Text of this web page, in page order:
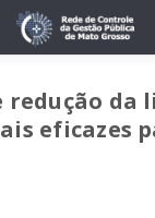
redução
eficazes